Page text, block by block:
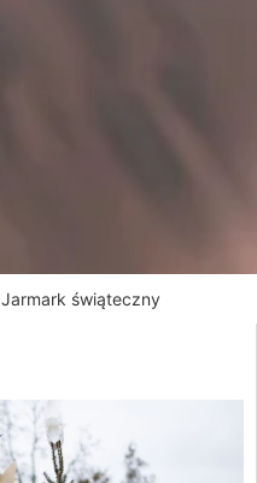
Jarmark świąteczny